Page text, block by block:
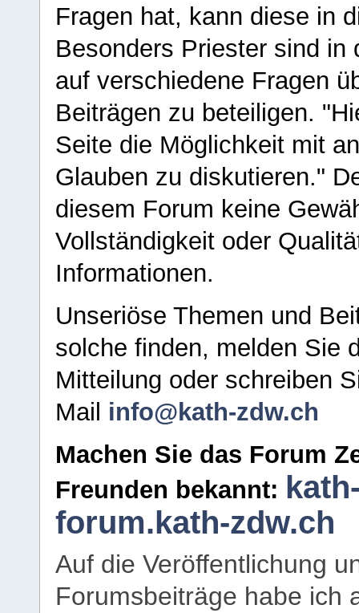
Fragen hat, kann diese in
Besonders Priester sind in
auf verschiedene Fragen
Beiträgen zu beteiligen.
Seite die Möglichkeit mit
Glauben zu diskutieren."
diesem Forum keine
Vollständigkeit oder
Informationen.
Unseriöse Themen und
solche finden, melden Sie
Mitteilung oder schreiben
Mail info@kath-zdw.ch
Machen Sie das Forum
Freunden bekannt:
forum.kath-zdw.ch
Auf die Veröffentlichung
Forumsbeiträge habe ich